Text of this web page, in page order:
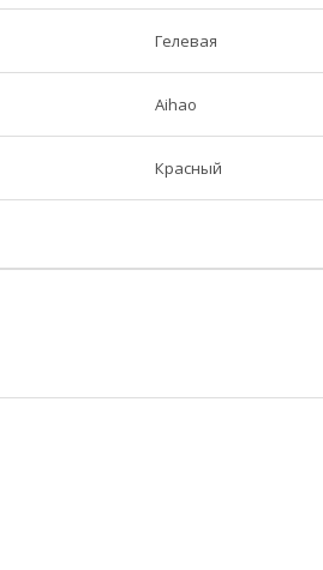
Гелевая
Aihao
Красный